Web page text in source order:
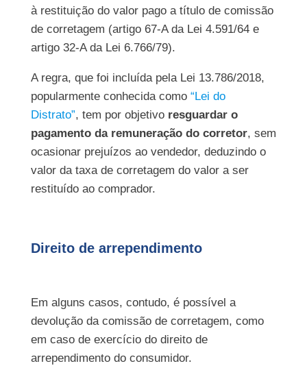
à restituição do valor pago a título de comissão
de corretagem (artigo 67-A da Lei 4.591/64 e
artigo 32-A da Lei 6.766/79).
A regra, que foi incluída pela Lei 13.786/2018,
popularmente conhecida como “Lei do
Distrato”, tem por objetivo resguardar o
pagamento da remuneração do corretor, sem
ocasionar prejuízos ao vendedor, deduzindo o
valor da taxa de corretagem do valor a ser
restituído ao comprador.
Direito de arrependimento
Em alguns casos, contudo, é possível a
devolução da comissão de corretagem, como
em caso de exercício do direito de
arrependimento do consumidor.